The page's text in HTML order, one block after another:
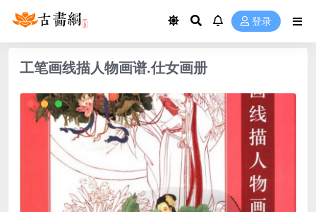
登录
工笔画线描人物画谱.仕女画册